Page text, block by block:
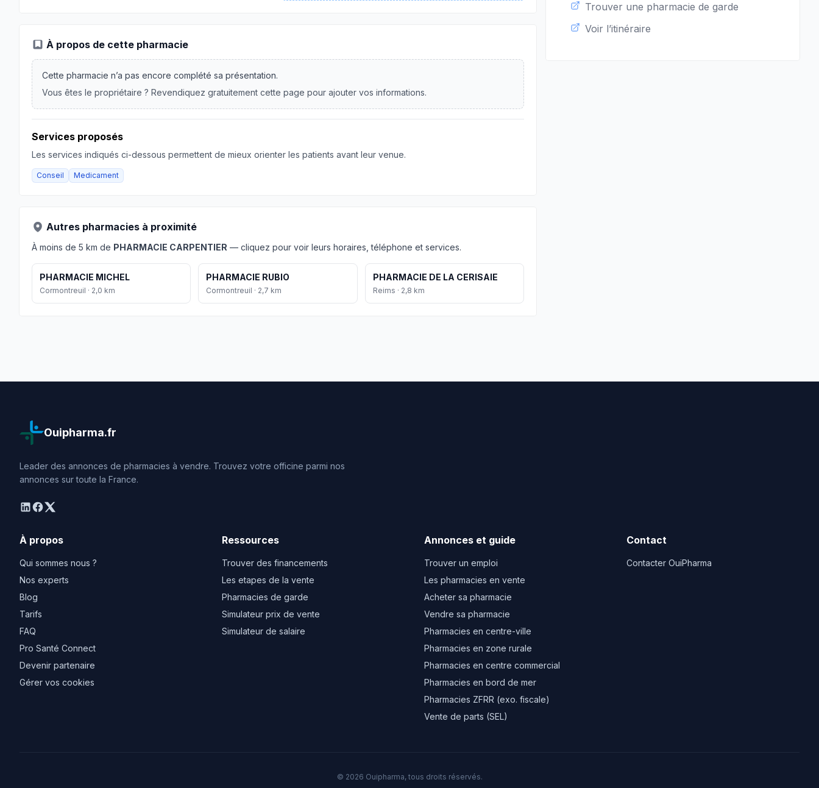
À propos de cette pharmacie
Cette pharmacie n’a pas encore complété sa présentation.
Vous êtes le propriétaire ? Revendiquez gratuitement cette page pour ajouter vos informations.
Services proposés
Les services indiqués ci-dessous permettent de mieux orienter les patients avant leur venue.
Conseil Medicament
Autres pharmacies à proximité
À moins de 5 km de PHARMACIE CARPENTIER — cliquez pour voir leurs horaires, téléphone et services.
PHARMACIE MICHEL
Cormontreuil · 2,0 km
PHARMACIE RUBIO
Cormontreuil · 2,7 km
PHARMACIE DE LA CERISAIE
Reims · 2,8 km
Trouver une pharmacie de garde
Voir l’itinéraire
Ouipharma.fr
Leader des annonces de pharmacies à vendre. Trouvez votre officine parmi nos
annonces sur toute la France.
linkedin
facebook
twitter
À propos
Qui sommes nous ?
Nos experts
Blog
Tarifs
FAQ
Pro Santé Connect
Devenir partenaire
Gérer vos cookies
Ressources
Trouver des financements
Les etapes de la vente
Pharmacies de garde
Simulateur prix de vente
Simulateur de salaire
Annonces et guide
Trouver un emploi
Les pharmacies en vente
Acheter sa pharmacie
Vendre sa pharmacie
Pharmacies en centre-ville
Pharmacies en zone rurale
Pharmacies en centre commercial
Pharmacies en bord de mer
Pharmacies ZFRR (exo. fiscale)
Vente de parts (SEL)
Contact
Contacter OuiPharma
© 2026 Ouipharma, tous droits réservés.